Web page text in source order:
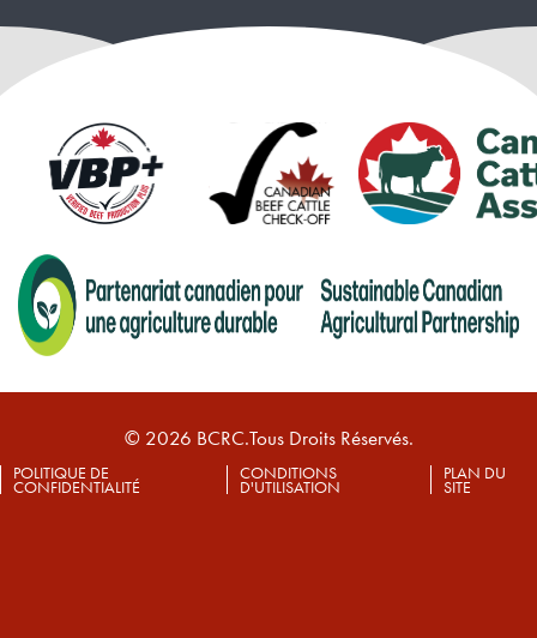
© 2026 BCRC.Tous Droits Réservés.
POLITIQUE DE
CONFIDENTIALITÉ
CONDITIONS
D'UTILISATION
PLAN DU
SITE